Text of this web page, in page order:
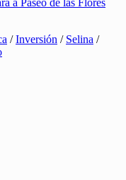
/Inversión / Selina /